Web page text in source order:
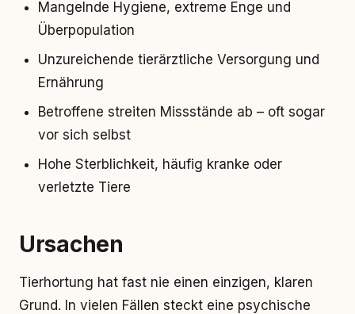
Mangelnde Hygiene, extreme Enge und
Überpopulation
Unzureichende tierärztliche Versorgung und
Ernährung
Betroffene streiten Missstände ab – oft sogar
vor sich selbst
Hohe Sterblichkeit, häufig kranke oder
verletzte Tiere
Ursachen
Tierhortung hat fast nie einen einzigen, klaren
Grund. In vielen Fällen steckt eine psychische